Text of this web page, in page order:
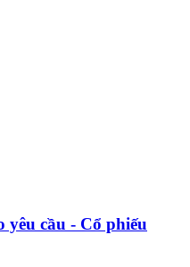
yêu cầu - Cổ phiếu